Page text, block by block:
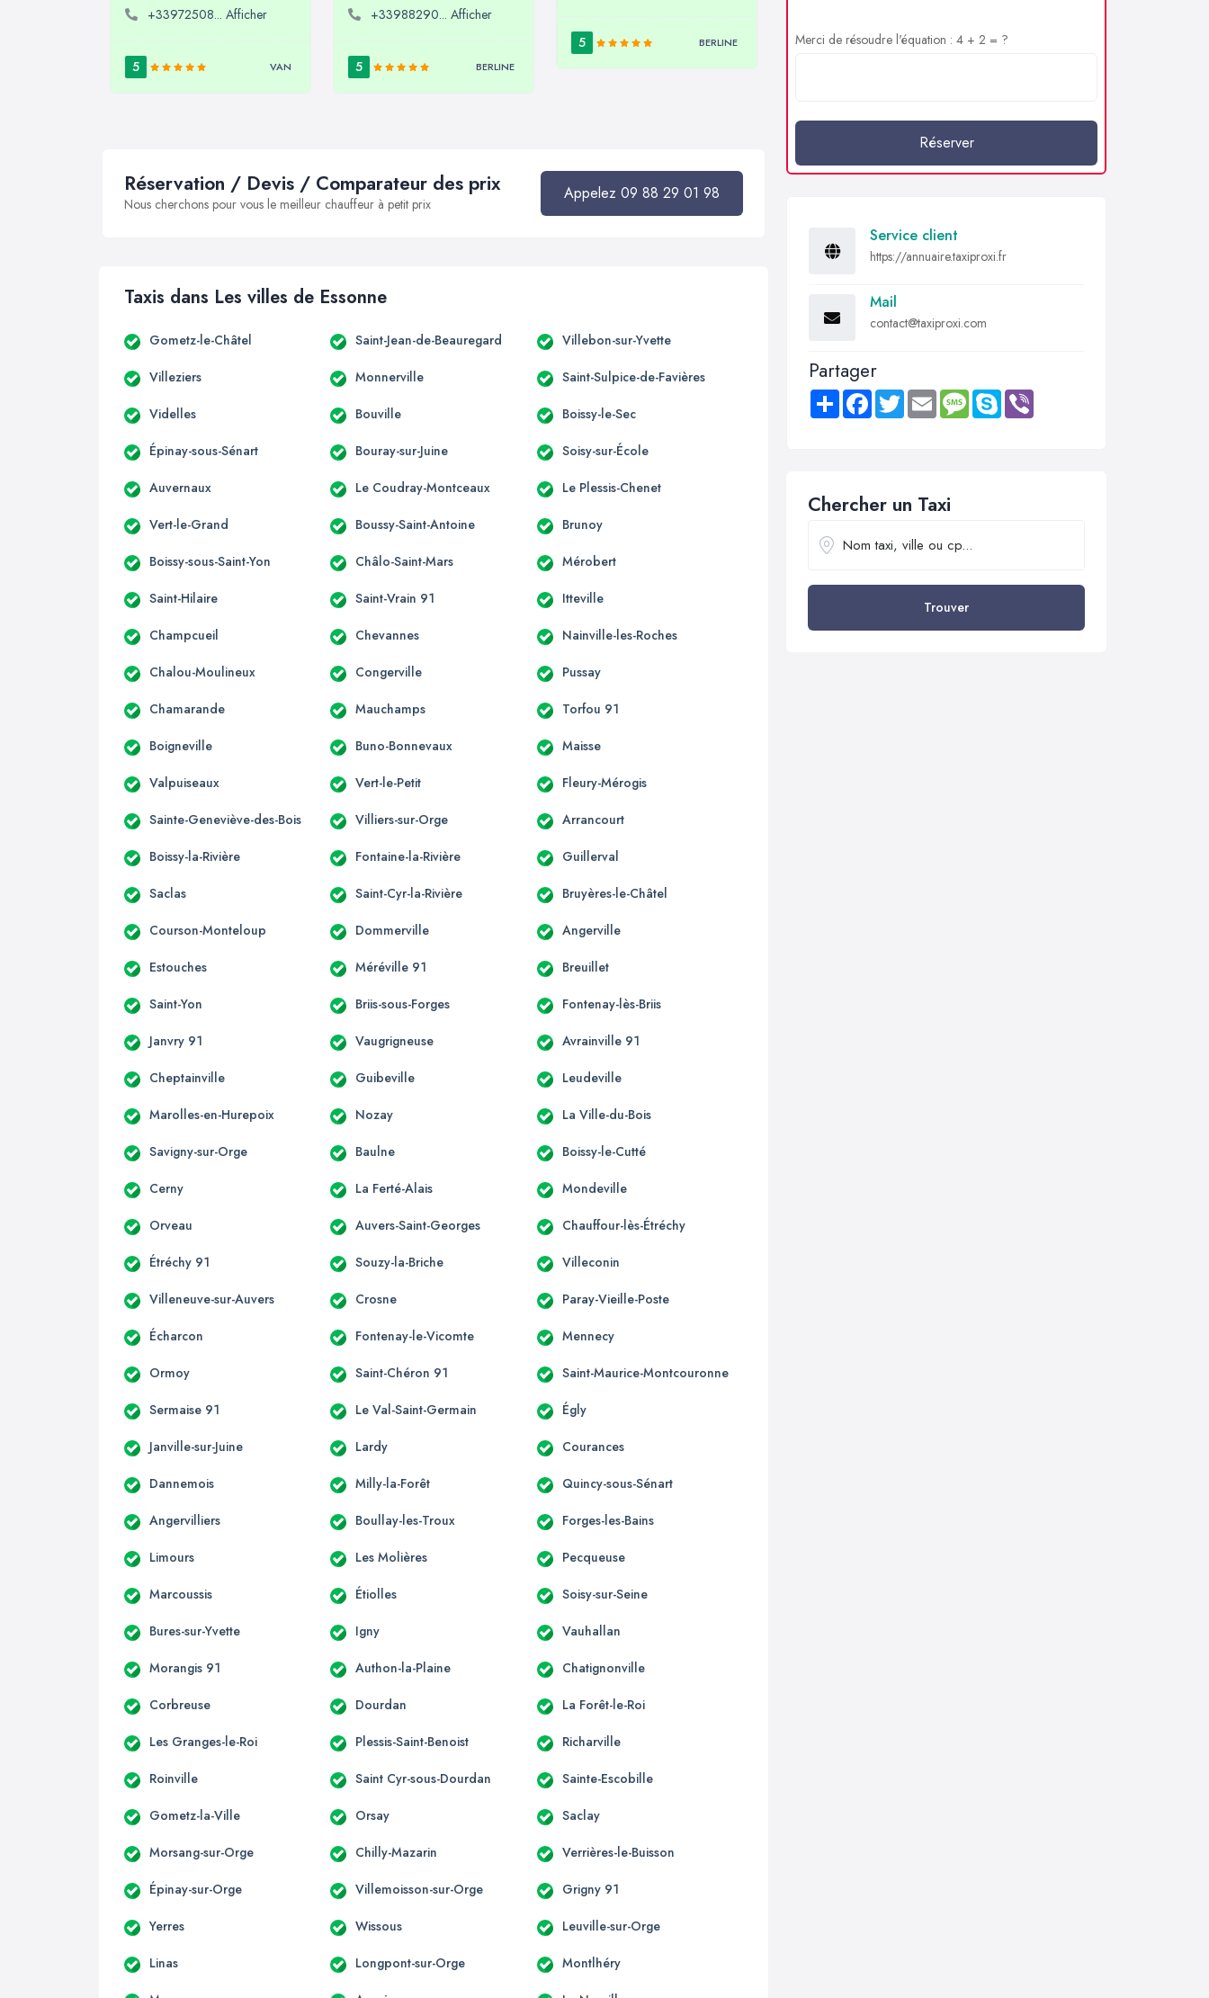
+33972508... Afficher
5 VAN
+33988290... Afficher
5 BERLINE
5 BERLINE
Réservation / Devis / Comparateur des prix
Nous cherchons pour vous le meilleur chauffeur à petit prix
Appelez 09 88 29 01 98
Taxis dans Les villes de Essonne
Gometz-le-Châtel Saint-Jean-de-Beauregard Villebon-sur-Yvette
Villeziers Monnerville Saint-Sulpice-de-Favières
Videlles Bouville Boissy-le-Sec
Épinay-sous-Sénart Bouray-sur-Juine Soisy-sur-École
Auvernaux Le Coudray-Montceaux Le Plessis-Chenet
Vert-le-Grand Boussy-Saint-Antoine Brunoy
Boissy-sous-Saint-Yon Châlo-Saint-Mars Mérobert
Saint-Hilaire Saint-Vrain 91 Itteville
Champcueil Chevannes Nainville-les-Roches
Chalou-Moulineux Congerville Pussay
Chamarande Mauchamps Torfou 91
Boigneville Buno-Bonnevaux Maisse
Valpuiseaux Vert-le-Petit Fleury-Mérogis
Sainte-Geneviève-des-Bois Villiers-sur-Orge Arrancourt
Boissy-la-Rivière Fontaine-la-Rivière Guillerval
Saclas Saint-Cyr-la-Rivière Bruyères-le-Châtel
Courson-Monteloup Dommerville Angerville
Estouches Méréville 91 Breuillet
Saint-Yon Briis-sous-Forges Fontenay-lès-Briis
Janvry 91 Vaugrigneuse Avrainville 91
Cheptainville Guibeville Leudeville
Marolles-en-Hurepoix Nozay La Ville-du-Bois
Savigny-sur-Orge Baulne Boissy-le-Cutté
Cerny La Ferté-Alais Mondeville
Orveau Auvers-Saint-Georges Chauffour-lès-Étréchy
Étréchy 91 Souzy-la-Briche Villeconin
Villeneuve-sur-Auvers Crosne Paray-Vieille-Poste
Écharcon Fontenay-le-Vicomte Mennecy
Ormoy Saint-Chéron 91 Saint-Maurice-Montcouronne
Sermaise 91 Le Val-Saint-Germain Égly
Janville-sur-Juine Lardy Courances
Dannemois Milly-la-Forêt Quincy-sous-Sénart
Angervilliers Boullay-les-Troux Forges-les-Bains
Limours Les Molières Pecqueuse
Marcoussis Étiolles Soisy-sur-Seine
Bures-sur-Yvette Igny Vauhallan
Morangis 91 Authon-la-Plaine Chatignonville
Corbreuse Dourdan La Forêt-le-Roi
Les Granges-le-Roi Plessis-Saint-Benoist Richarville
Roinville Saint Cyr-sous-Dourdan Sainte-Escobille
Gometz-la-Ville Orsay Saclay
Morsang-sur-Orge Chilly-Mazarin Verrières-le-Buisson
Épinay-sur-Orge Villemoisson-sur-Orge Grigny 91
Yerres Wissous Leuville-sur-Orge
Linas Longpont-sur-Orge Montlhéry
Merci de résoudre l'équation : 4 + 2 = ?
Réserver
Service client
https://annuaire.taxiproxi.fr
Mail
contact@taxiproxi.com
Partager
Share FacebookTwitter Email MessageSkype
Chercher un Taxi
Trouver